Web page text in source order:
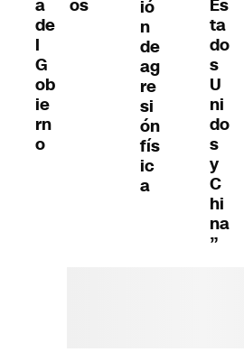
a
de
l
G
ob
ie
rn
o
os
ió
n
de
ag
re
si
ón
fís
ic
a
Es
ta
do
s
U
ni
do
s
y
C
hi
na
”